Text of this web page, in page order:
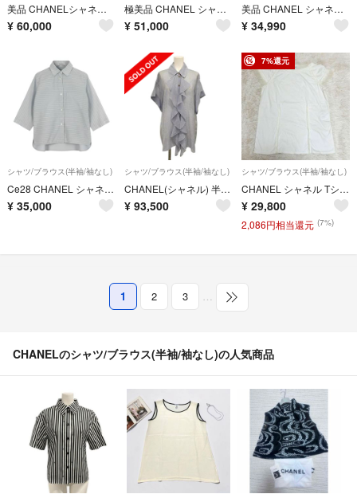
美品 CHANELシャネル シルク フリルブラウス ブラック ココ ボタン
¥ 60,000
極美品 CHANEL シャネル シルク100％ リボン ブラウス ココマーク 黒
¥ 51,000
美品 CHANEL シャネル 06A シルク フリル ノースリーブブラウス P29514 サイズ34 ベージュ レディース 古着 中古 USED
¥ 34,990
シャツ/ブラウス(半袖/袖なし)
Ce28 CHANEL シャネル 2000年ss IDENTIFICATION 七分袖シャツ 袖ロゴ ボーダー柄 P14742V08220 ライトグレー ホワイト コットン100％ レディースu02t
¥ 35,000
シャツ/ブラウス(半袖/袖なし)
CHANEL(シャネル) 半袖シャツブラウス サイズ38 M レディース美品 - P72681 ネイビー×白 シースルー/ストライプ/フリル シルク
¥ 93,500
7%還元
シャツ/ブラウス(半袖/袖なし)
CHANEL シャネル Tシャツ ブラウス フリル ココボタン 38
¥ 29,800
2,086円相当還元 (7%)
1 2 3 …
CHANELのシャツ/ブラウス(半袖/袖なし)の人気商品